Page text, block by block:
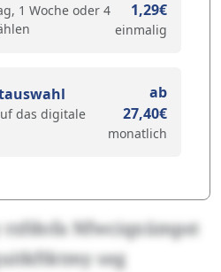
1 Woche oder 4
1,29€
einmalig
das digitale
ab
27,40€
monatlich
rzfdofa Nfwciqxümpst
seg